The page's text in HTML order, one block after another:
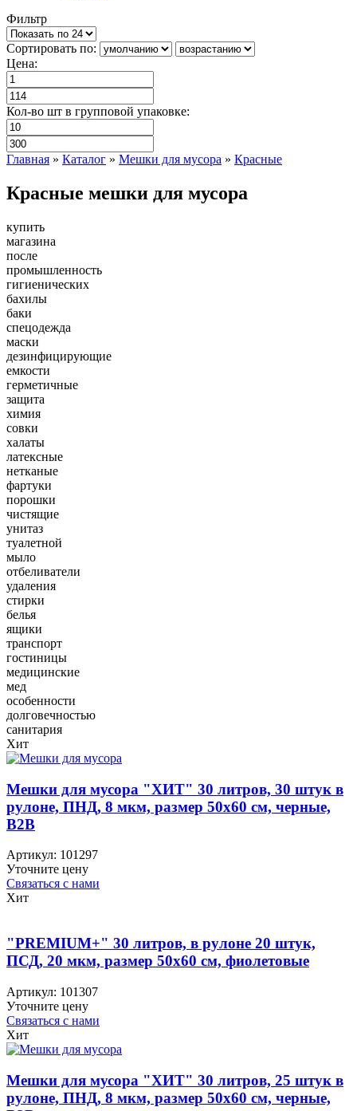
Фильтр
Сортировать по:
Цена:
Кол-во шт в групповой упаковке:
Главная » Каталог » Мешки для мусора » Красные
Красные мешки для мусора
купить
магазина
после
промышленность
гигиенических
бахилы
баки
спецодежда
маски
дезинфицирующие
емкости
герметичные
защита
химия
совки
халаты
латексные
нетканые
фартуки
порошки
чистящие
унитаз
туалетной
мыло
отбеливатели
удаления
стирки
белья
ящики
транспорт
гостиницы
медицинские
мед
особенности
долговечностью
санитария
Хит
Мешки для мусора "ХИТ" 30 литров, 30 штук в
рулоне, ПНД, 8 мкм, размер 50х60 см, черные,
B2B
Артикул: 101297
Уточните цену
Связаться с нами
Хит
"PREMIUM+" 30 литров, в рулоне 20 штук,
ПСД, 20 мкм, размер 50х60 см, фиолетовые
Артикул: 101307
Уточните цену
Связаться с нами
Хит
Мешки для мусора "ХИТ" 30 литров, 25 штук в
рулоне, ПНД, 8 мкм, размер 50х60 см, черные,